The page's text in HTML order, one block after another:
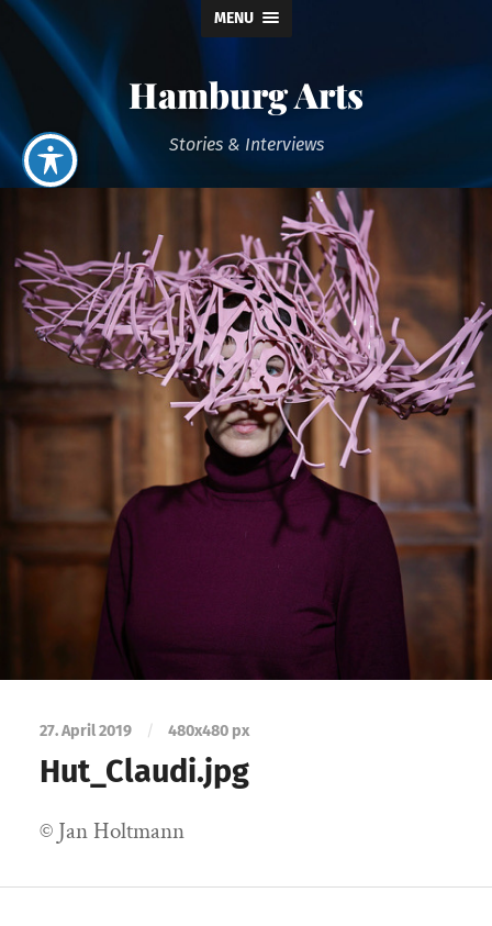
MENU
Hamburg Arts
Stories & Interviews
27. April 2019 / 480x480 px
Hut_Claudi.jpg
© Jan Holtmann